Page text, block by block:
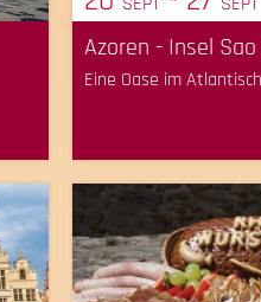
Azoren - Insel
Eine Oase im